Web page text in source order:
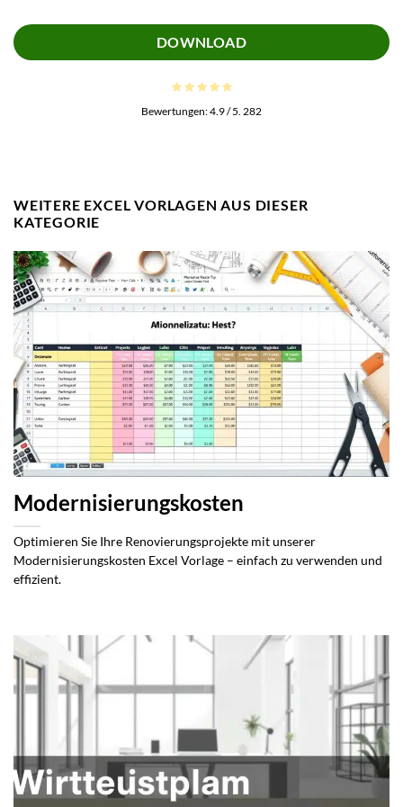
DOWNLOAD
Bewertungen:4.9/ 5. 282
WEITERE EXCEL VORLAGEN AUS DIESER
KATEGORIE
Modernisierungskosten
Optimieren Sie Ihre Renovierungsprojekte mit unserer
Modernisierungskosten Excel Vorlage – einfach zu verwenden und
effizient.